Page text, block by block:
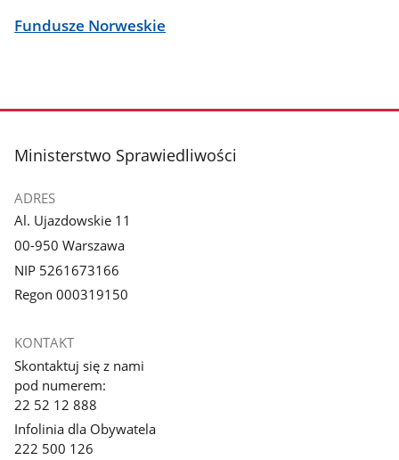
Fundusze Norweskie
stopka
Ministerstwo Sprawiedliwości
ADRES
Al. Ujazdowskie 11
00-950 Warszawa
NIP 5261673166
Regon 000319150
KONTAKT
Skontaktuj się z nami
pod numerem:
22 52 12 888
Infolinia dla Obywatela
222 500 126